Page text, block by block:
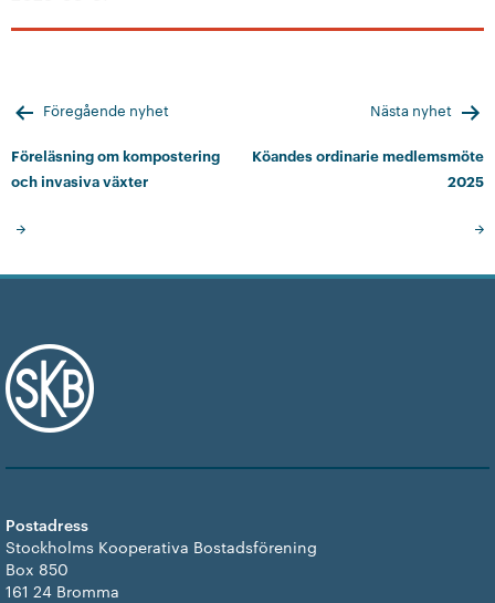
Inläggsnavigering
Föregående nyhet
Föreläsning om kompostering
och invasiva växter
Nästa nyhet
Köandes ordinarie medlemsmöte
2025
Postadress
Stockholms Kooperativa Bostadsförening
Box 850
161 24 Bromma